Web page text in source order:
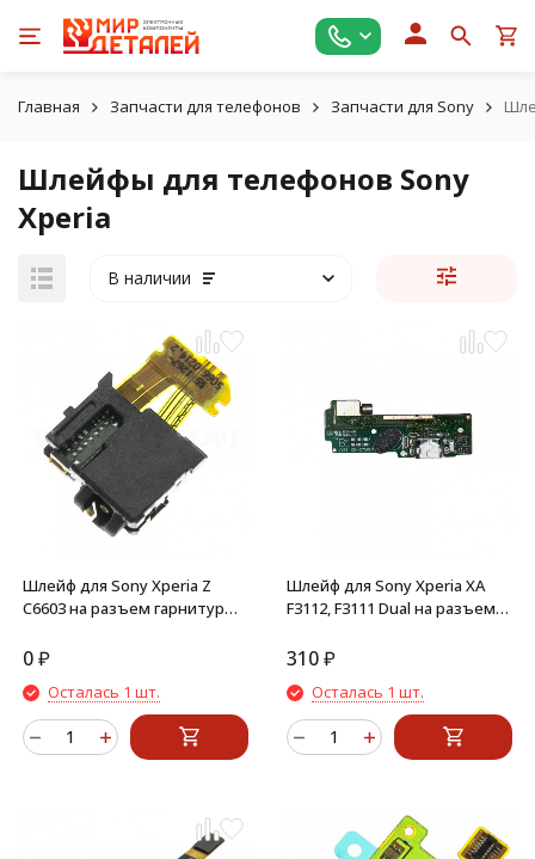
Главная Запчасти для телефонов Запчасти для Sony
Шлейфы для телефонов Sony
Xperia
В наличии
Шлейф для Sony Xperia Z
C6603 на разъем гарнитуры,
0₽
Осталась 1 шт.
Шлейф для Sony Xperia XA
F3112, F3111 Dual на разъем
310₽
Осталась 1 шт.